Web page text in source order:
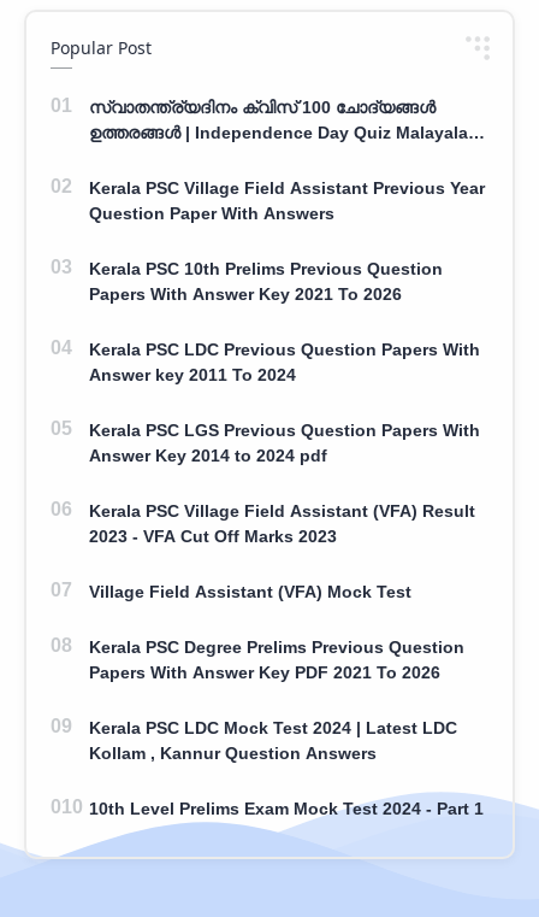
Popular Post
സ്വാതന്ത്ര്യദിനം ക്വിസ് 100 ചോദ്യങ്ങൾ
ഉത്തരങ്ങൾ | Independence Day Quiz Malayalam
Kerala PSC Village Field Assistant Previous Year
Question Paper With Answers
Kerala PSC 10th Prelims Previous Question
Papers With Answer Key 2021 To 2026
Kerala PSC LDC Previous Question Papers With
Answer key 2011 To 2024
Kerala PSC LGS Previous Question Papers With
Answer Key 2014 to 2024 pdf
Kerala PSC Village Field Assistant (VFA) Result
2023 - VFA Cut Off Marks 2023
Village Field Assistant (VFA) Mock Test
Kerala PSC Degree Prelims Previous Question
Papers With Answer Key PDF 2021 To 2026
Kerala PSC LDC Mock Test 2024 | Latest LDC
Kollam , Kannur Question Answers
10th Level Prelims Exam Mock Test 2024 - Part 1